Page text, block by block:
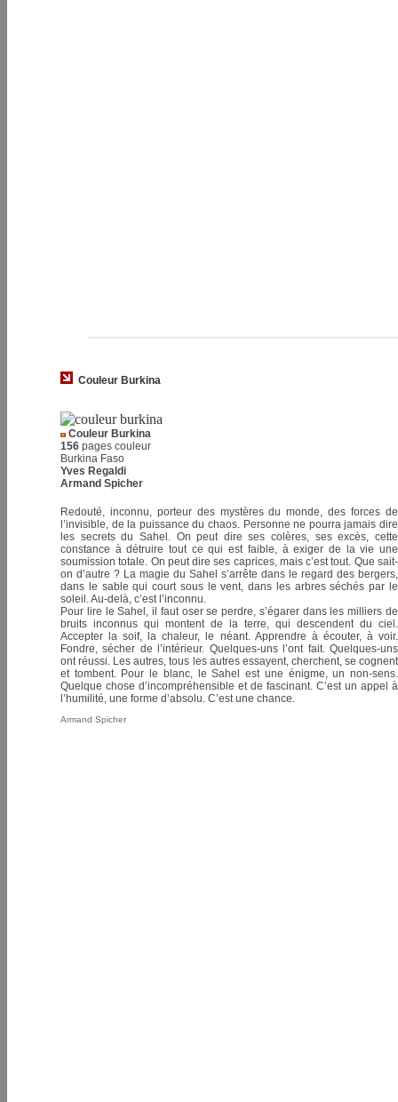
Couleur Burkina
Couleur Burkina
156 pages couleur
Burkina Faso
Yves Regaldi
Armand Spicher
Redouté, inconnu, porteur des mystères du monde, des forces de
l’invisible, de la puissance du chaos. Personne ne pourra jamais dire
les secrets du Sahel. On peut dire ses colères, ses excès, cette
constance à détruire tout ce qui est faible, à exiger de la vie une
soumission totale. On peut dire ses caprices, mais c’est tout. Que sait-
on d’autre ? La magie du Sahel s’arrête dans le regard des bergers,
dans le sable qui court sous le vent, dans les arbres séchés par le
soleil. Au-delà, c’est l’inconnu.
Pour lire le Sahel, il faut oser se perdre, s’égarer dans les milliers de
bruits inconnus qui montent de la terre, qui descendent du ciel.
Accepter la soif, la chaleur, le néant. Apprendre à écouter, à voir.
Fondre, sécher de l’intérieur. Quelques-uns l’ont fait. Quelques-uns
ont réussi. Les autres, tous les autres essayent, cherchent, se cognent
et tombent. Pour le blanc, le Sahel est une énigme, un non-sens.
Quelque chose d’incompréhensible et de fascinant. C’est un appel à
l’humilité, une forme d’absolu. C’est une chance.
Armand Spicher